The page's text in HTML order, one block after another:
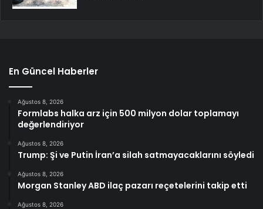
En Güncel Haberler
Ağustos 8, 2026
Formlabs halka arz için 500 milyon dolar toplamayı
değerlendiriyor
Ağustos 8, 2026
Trump: Şi ve Putin İran’a silah satmayacaklarını söyledi
Ağustos 8, 2026
Morgan Stanley ABD ilaç pazarı reçetelerini takip etti
Ağustos 8, 2026